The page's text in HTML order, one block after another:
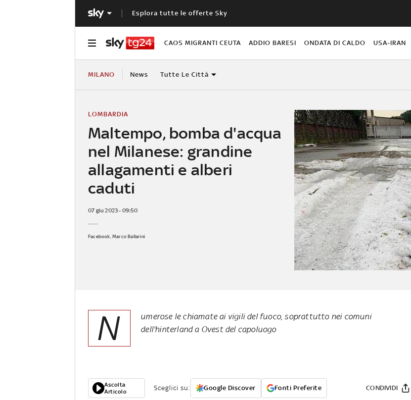
Esplora tutte le offerte Sky
CAOS MIGRANTI CEUTA ADDIO BARESI ONDATA DI CALDO USA-IRAN
MILANO News Tutte Le Città
Maltempo, bomba d'acqua
nel Milanese: grandine
allagamenti e alberi
caduti
LOMBARDIA
07 giu 2023 - 09:50
Facebook, Marco Ballarini
N
umerose le chiamate ai vigili del fuoco, soprattutto nei comuni
dell'hinterland a Ovest del capoluogo
Ascolta
Articolo
Sceglici su: Google Discover Fonti Preferite CONDIVIDI